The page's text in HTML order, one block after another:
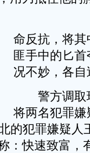
命反抗，将其
匪手中的匕
况不妙，各自
警方调取
将两名犯罪
的犯罪嫌疑人
：快速致富，